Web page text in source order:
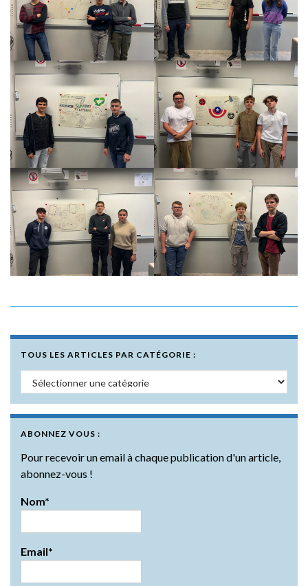
TOUS LES ARTICLES PAR CATÉGORIE :
Tous les articles par catégorie :
ABONNEZ VOUS :
Pour recevoir un email à chaque publication d'un article,
abonnez-vous !
Nom*
Email*